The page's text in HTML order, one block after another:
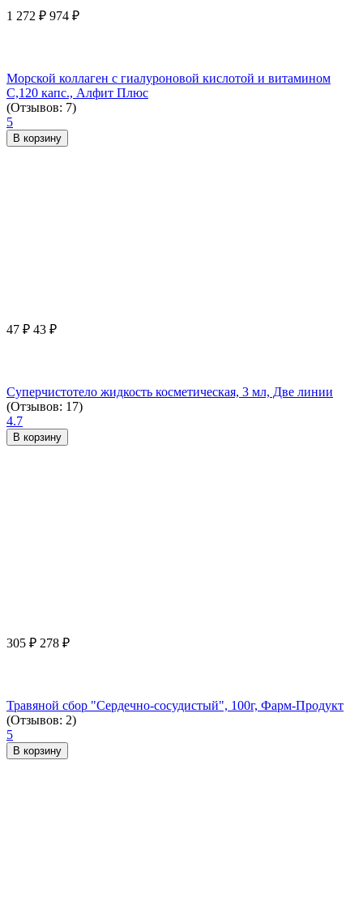
1 272 ₽ 974 ₽
Морской коллаген с гиалуроновой кислотой и витамином
С,120 капс., Алфит Плюс
(Отзывов: 7)
5
В корзину
47 ₽ 43 ₽
Суперчистотело жидкость косметическая, 3 мл, Две линии
(Отзывов: 17)
4.7
В корзину
305 ₽ 278 ₽
Травяной сбор "Сердечно-сосудистый", 100г, Фарм-Продукт
(Отзывов: 2)
5
В корзину